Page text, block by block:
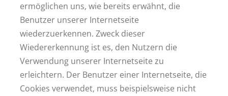
ermöglichen uns, wie bereits erwähnt, die
Benutzer unserer Internetseite
wiederzuerkennen. Zweck dieser
Wiedererkennung ist es, den Nutzern die
Verwendung unserer Internetseite zu
erleichtern. Der Benutzer einer Internetseite, die
Cookies verwendet, muss beispielsweise nicht